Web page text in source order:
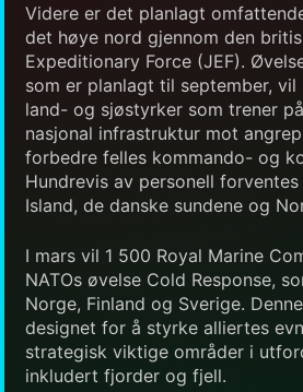
Videre er det planlagt
det høye nord gjennom den
Expeditionary Force (JEF).
som er planlagt til september,
land- og sjøstyrker som trener
nasjonal infrastruktur mot
forbedre felles kommando- og
Hundrevis av personell
Island, de danske sundene og
I mars vil 1 500 Royal Marine
NATOs øvelse Cold Response,
Norge, Finland og Sverige.
designet for å styrke alliertes
strategisk viktige områder i
inkludert fjorder og fjell.